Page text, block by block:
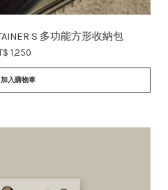
S 多功能方形收納包
1,250
加入購物車